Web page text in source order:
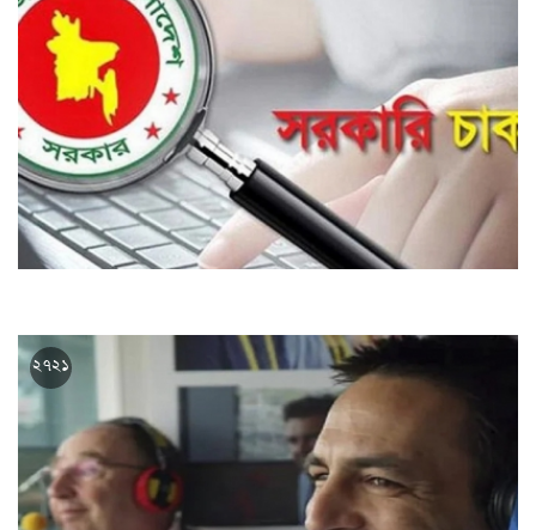
সরকারি চাকরির আবেদনে বয়সসীমায় ৩৯ মাস ছাড়
২৭২১